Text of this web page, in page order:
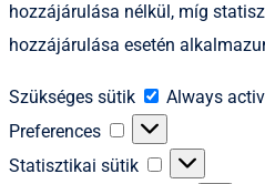
hozzájárulása nélkül, míg
hozzájárulása esetén
Szükséges sütik
Szükséges
Always
Preferences
Preferences
Statisztikai sütik
Statisztikai